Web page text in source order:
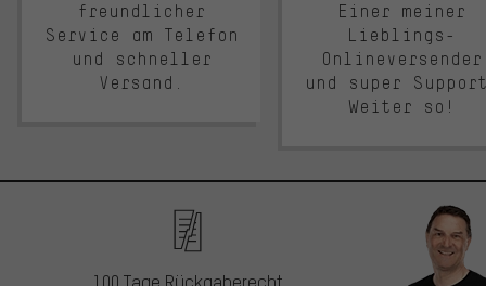
freundlicher
Service am Telefon
und schneller
Versand.
Einer meiner
Lieblings-
Onlineversender
und super
Weiter so!